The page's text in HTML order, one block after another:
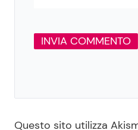
Questo sito utilizza